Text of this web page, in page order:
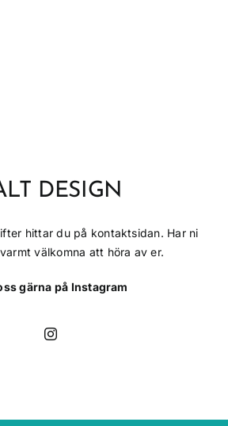
DESIGN
hittar du på kontaktsidan. Har ni
välkomna att höra av er.
gärna på Instagram